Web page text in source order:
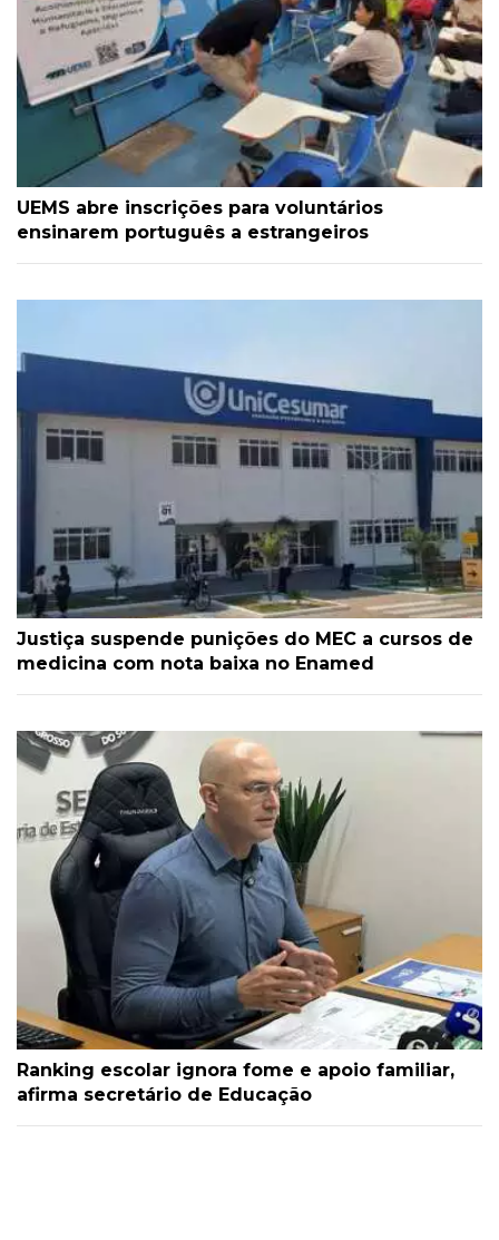
UEMS abre inscrições para voluntários
ensinarem português a estrangeiros
Justiça suspende punições do MEC a cursos de
medicina com nota baixa no Enamed
Ranking escolar ignora fome e apoio familiar,
afirma secretário de Educação